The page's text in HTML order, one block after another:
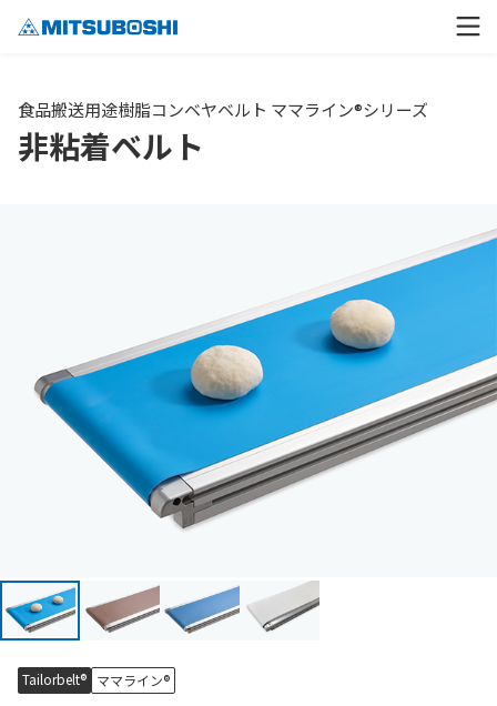
食品搬送用途樹脂コンベヤベルト ママライン®シリーズ
非粘着ベルト
Tailorbelt® ママライン®